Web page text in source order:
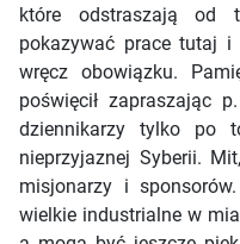
które odstraszają od
pokazywać prace tutaj
wręcz obowiązku.
poświęcił zapraszając
dziennikarzy tylko
nieprzyjaznej Syberii.
misjonarzy i
wielkie industrialne w